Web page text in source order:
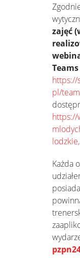
zajęć
Teams
pl/
https://
Każda